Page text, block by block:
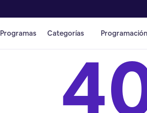
Programas Categorías Programación